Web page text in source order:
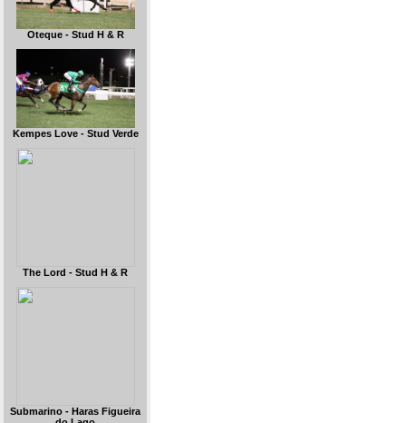
Oteque - Stud H & R
Kempes Love - Stud Verde
The Lord - Stud H & R
Submarino - Haras Figueira